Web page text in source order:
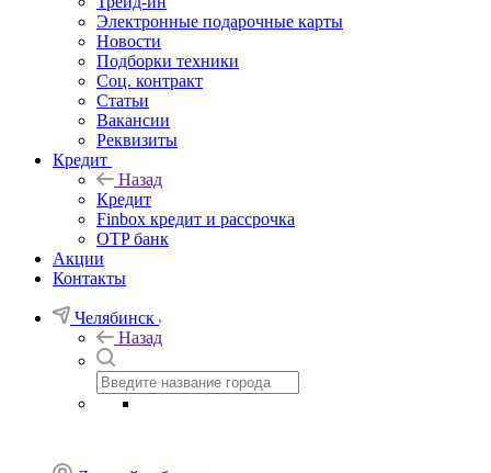
Электронные подарочные карты
Новости
Подборки техники
Соц. контракт
Статьи
Вакансии
Реквизиты
Кредит
Назад
Кредит
Finbox кредит и рассрочка
OTP банк
Акции
Контакты
Челябинск
Назад